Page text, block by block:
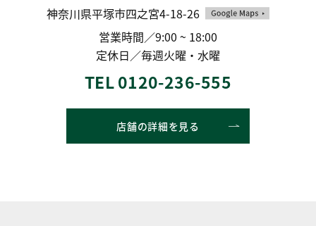
神奈川県平塚市四之宮4-18-26
営業時間／9:00 ~ 18:00
定休日／毎週火曜・水曜
TEL 0120-236-555
店舗の詳細を見る